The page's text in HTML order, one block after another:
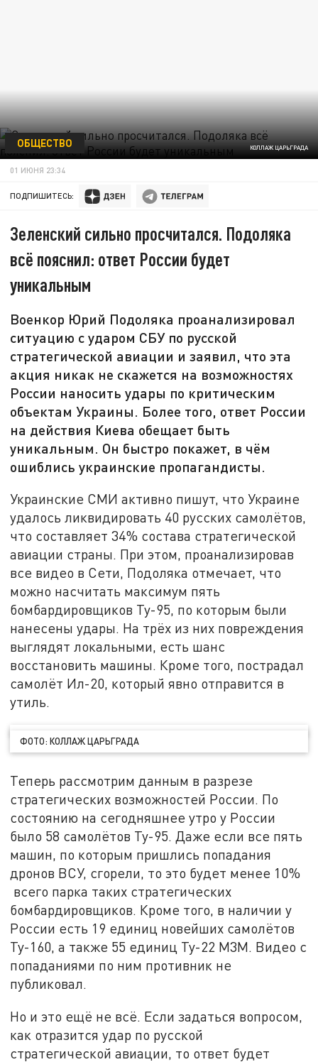
КОЛЛАЖ ЦАРЬГРАДА
ОБЩЕСТВО
01 ИЮНЯ 23:34
ПОДПИШИТЕСЬ:
Зеленский сильно просчитался. Подоляка
всё пояснил: ответ России будет
уникальным
Военкор Юрий Подоляка проанализировал
ситуацию с ударом СБУ по русской
стратегической авиации и заявил, что эта
акция никак не скажется на возможностях
России наносить удары по критическим
объектам Украины. Более того, ответ России
на действия Киева обещает быть
уникальным. Он быстро покажет, в чём
ошиблись украинские пропагандисты.
Украинские СМИ активно пишут, что Украине
удалось ликвидировать 40 русских самолётов,
что составляет 34% состава стратегической
авиации страны. При этом, проанализировав
все видео в Сети, Подоляка отмечает, что
можно насчитать максимум пять
бомбардировщиков Ту-95, по которым были
нанесены удары. На трёх из них повреждения
выглядят локальными, есть шанс
восстановить машины. Кроме того, пострадал
самолёт Ил-20, который явно отправится в
утиль.
ФОТО: КОЛЛАЖ ЦАРЬГРАДА
Теперь рассмотрим данным в разрезе
стратегических возможностей России. По
состоянию на сегодняшнее утро у России
было 58 самолётов Ту-95. Даже если все пять
машин, по которым пришлись попадания
дронов ВСУ, сгорели, то это будет менее 10%
всего парка таких стратегических
бомбардировщиков. Кроме того, в наличии у
России есть 19 единиц новейших самолётов
Ту-160, а также 55 единиц Ту-22 М3М. Видео с
попаданиями по ним противник не
публиковал.
Но и это ещё не всё. Если задаться вопросом,
как отразится удар по русской
стратегической авиации, то ответ будет